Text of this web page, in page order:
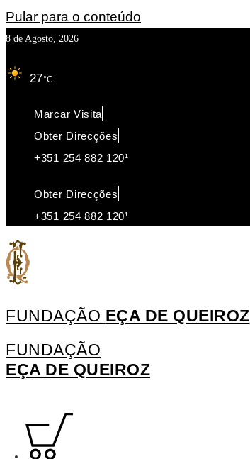
Pular para o conteúdo
8 de Agosto, 2026
27°C
Marcar Visita
Obter Direcções
+351 254 882 120¹
Obter Direcções
+351 254 882 120¹
FUNDAÇÃO EÇA DE QUEIROZ
FUNDAÇÃO
EÇA DE QUEIROZ